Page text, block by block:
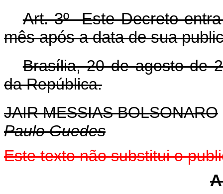
Art. 3º Este Decreto
mês após a data de sua
Brasília, 20 de agosto de
da República.
JAIR MESSIAS BOLSONARO
Paulo Guedes
Este texto não substitui o